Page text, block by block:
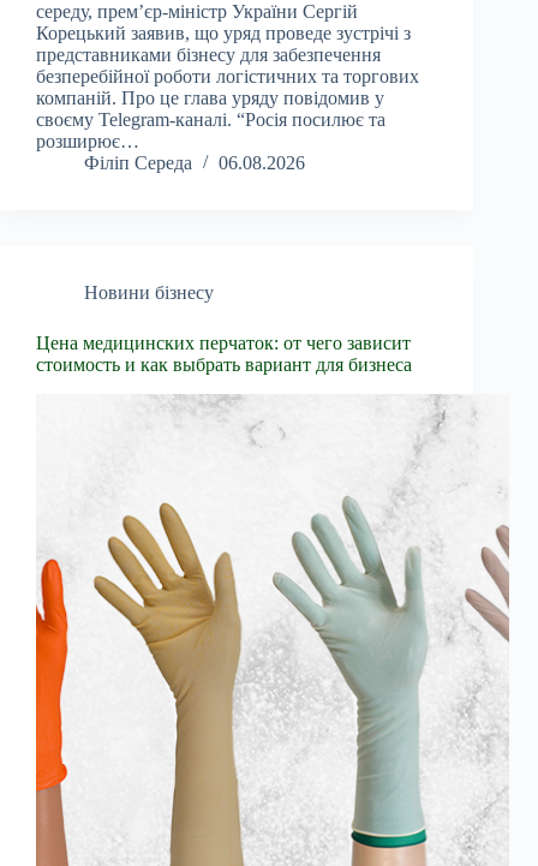
середу, прем’єр-міністр України Сергій
Корецький заявив, що уряд проведе зустрічі з
представниками бізнесу для забезпечення
безперебійної роботи логістичних та торгових
компаній. Про це глава уряду повідомив у
своєму Telegram-каналі. “Росія посилює та
розширює…
Філіп Середа
06.08.2026
Новини бізнесу
Цена медицинских перчаток: от чего зависит
стоимость и как выбрать вариант для бизнеса